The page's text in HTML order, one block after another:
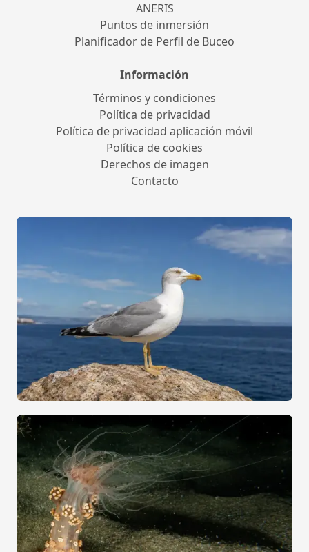
ANERIS
Puntos de inmersión
Planificador de Perfil de Buceo
Información
Términos y condiciones
Política de privacidad
Política de privacidad aplicación móvil
Política de cookies
Derechos de imagen
Contacto